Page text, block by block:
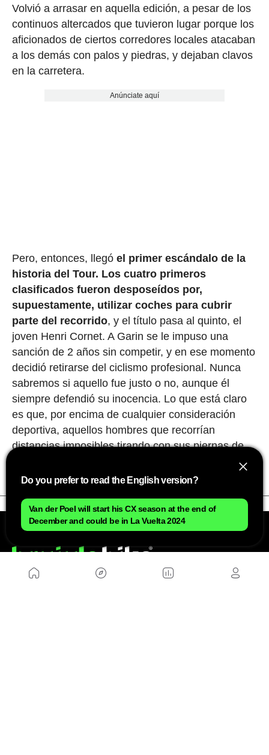
Volvió a arrasar en aquella edición, a pesar de los
continuos altercados que tuvieron lugar porque los
aficionados de ciertos corredores locales atacaban
a los demás con palos y piedras, y dejaban clavos
en la carretera.
Anúnciate aquí
Pero, entonces, llegó el primer escándalo de la
historia del Tour. Los cuatro primeros
clasificados fueron desposeídos por,
supuestamente, utilizar coches para cubrir
parte del recorrido, y el título pasa al quinto, el
joven Henri Cornet. A Garin se le impuso una
sanción de 2 años sin competir, y en ese momento
decidió retirarse del ciclismo profesional. Nunca
sabremos si aquello fue justo o no, aunque él
siempre defendió su inocencia. Lo que está claro
es que, por encima de cualquier consideración
deportiva, aquellos hombres que recorrían
distancias imposibles tirando con sus piernas de
Do you prefer to read the English version?
Van der Poel will start his CX season at the end of
December and could be in La Vuelta 2024